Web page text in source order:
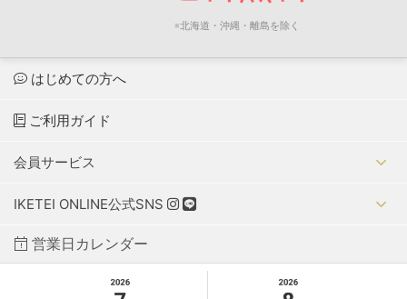
※北海道・沖縄・離島を除く
はじめての方へ
ご利用ガイド
会員サービス
IKETEI ONLINE公式SNS
営業日カレンダー